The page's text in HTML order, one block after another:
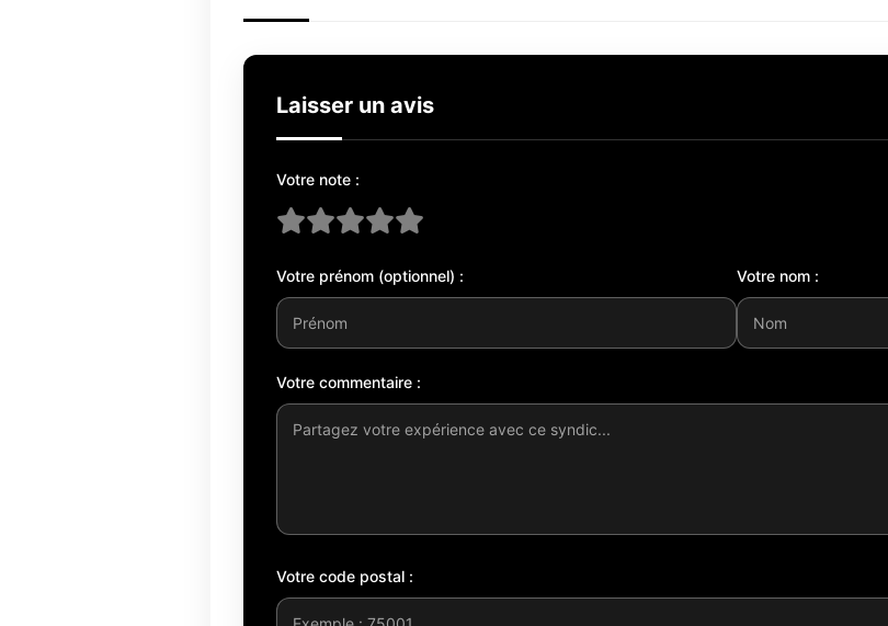
Laisser un avis
Votre note :
Votre prénom (optionnel) : Votre nom :
Votre commentaire :
Votre code postal :